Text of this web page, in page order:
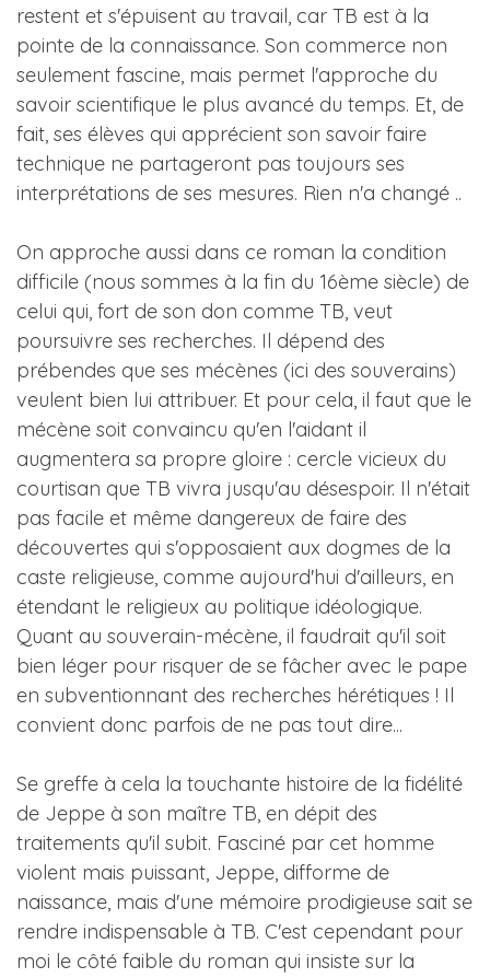
restent et s'épuisent au travail, car TB est à la
pointe de la connaissance. Son commerce non
seulement fascine, mais permet l'approche du
savoir scientifique le plus avancé du temps. Et, de
fait, ses élèves qui apprécient son savoir faire
technique ne partageront pas toujours ses
interprétations de ses mesures. Rien n'a changé ..
On approche aussi dans ce roman la condition
difficile (nous sommes à la fin du 16ème siècle) de
celui qui, fort de son don comme TB, veut
poursuivre ses recherches. Il dépend des
prébendes que ses mécènes (ici des souverains)
veulent bien lui attribuer. Et pour cela, il faut que le
mécène soit convaincu qu'en l'aidant il
augmentera sa propre gloire : cercle vicieux du
courtisan que TB vivra jusqu'au désespoir. Il n'était
pas facile et même dangereux de faire des
découvertes qui s'opposaient aux dogmes de la
caste religieuse, comme aujourd'hui d'ailleurs, en
étendant le religieux au politique idéologique.
Quant au souverain-mécène, il faudrait qu'il soit
bien léger pour risquer de se fâcher avec le pape
en subventionnant des recherches hérétiques ! Il
convient donc parfois de ne pas tout dire...
Se greffe à cela la touchante histoire de la fidélité
de Jeppe à son maître TB, en dépit des
traitements qu'il subit. Fasciné par cet homme
violent mais puissant, Jeppe, difforme de
naissance, mais d'une mémoire prodigieuse sait se
rendre indispensable à TB. C'est cependant pour
moi le côté faible du roman qui insiste sur la